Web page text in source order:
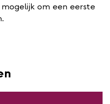
om een eerste